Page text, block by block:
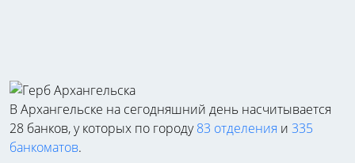
В Архангельске на сегодняшний день насчитывается
28 банков, у которых по городу83 отделения и 335
банкоматов.